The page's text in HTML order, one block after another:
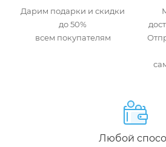
Дарим подарки и скидки
до 50%
всем покупателям
Любой